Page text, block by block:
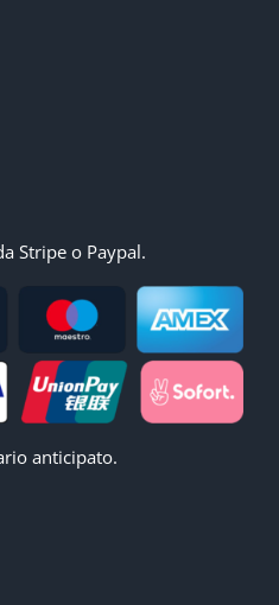
Stripe o Paypal.
anticipato.